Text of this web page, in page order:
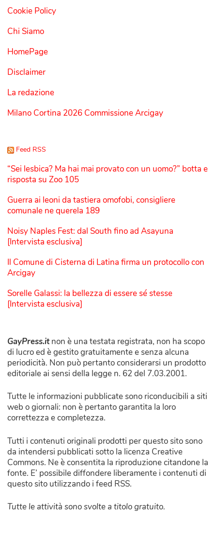
Cookie Policy
Chi Siamo
HomePage
Disclaimer
La redazione
Milano Cortina 2026 Commissione Arcigay
Feed RSS
“Sei lesbica? Ma hai mai provato con un uomo?” botta e
risposta su Zoo 105
Guerra ai leoni da tastiera omofobi, consigliere
comunale ne querela 189
Noisy Naples Fest: dal South fino ad Asayuna
[Intervista esclusiva]
Il Comune di Cisterna di Latina firma un protocollo con
Arcigay
Sorelle Galassi: la bellezza di essere sé stesse
[Intervista esclusiva]
GayPress.itnon è una testata registrata, non ha scopo
di lucro ed è gestito gratuitamente e senza alcuna
periodicità. Non può pertanto considerarsi un prodotto
editoriale ai sensi della legge n. 62 del 7.03.2001.
Tutte le informazioni pubblicate sono riconducibili a siti
web o giornali: non è pertanto garantita la loro
correttezza e completezza.
Tutti i contenuti originali prodotti per questo sito sono
da intendersi pubblicati sotto la licenza Creative
Commons. Ne è consentita la riproduzione citandone la
fonte. E’ possibile diffondere liberamente i contenuti di
questo sito utilizzando i feed RSS.
Tutte le attività sono svolte a titolo gratuito.